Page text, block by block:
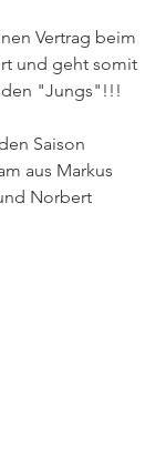
Vertrag beim
und geht somit
den "Jungs"!!!
Saison
aus Markus
Norbert